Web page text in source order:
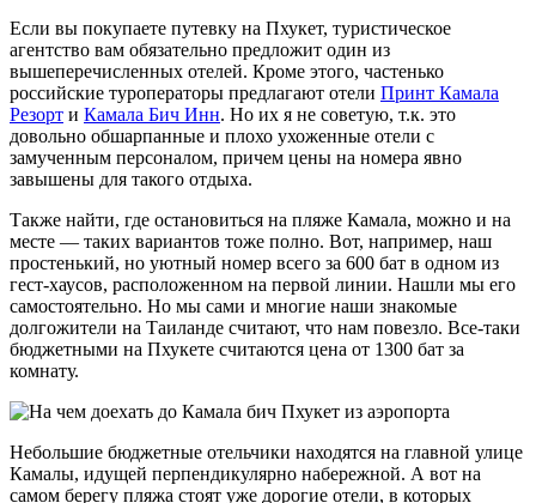
Если вы покупаете путевку на Пхукет, туристическое
агентство вам обязательно предложит один из
вышеперечисленных отелей. Кроме этого, частенько
российские туроператоры предлагают отели Принт Камала
Резорт и Камала Бич Инн. Но их я не советую, т.к. это
довольно обшарпанные и плохо ухоженные отели с
замученным персоналом, причем цены на номера явно
завышены для такого отдыха.
Также найти, где остановиться на пляже Камала, можно и на
месте — таких вариантов тоже полно. Вот, например, наш
простенький, но уютный номер всего за 600 бат в одном из
гест-хаусов, расположенном на первой линии. Нашли мы его
самостоятельно. Но мы сами и многие наши знакомые
долгожители на Таиланде считают, что нам повезло. Все-таки
бюджетными на Пхукете считаются цена от 1300 бат за
комнату.
Небольшие бюджетные отельчики находятся на главной улице
Камалы, идущей перпендикулярно набережной. А вот на
самом берегу пляжа стоят уже дорогие отели, в которых